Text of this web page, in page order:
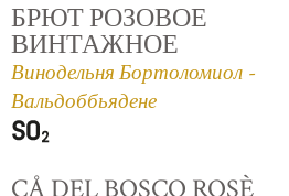
БРЮТ РОЗОВОЕ
ВИНТАЖНОЕ
Винодельня Бортоломиол -
Вальдоббьядене
CÅ DEL BOSCO ROSÈ